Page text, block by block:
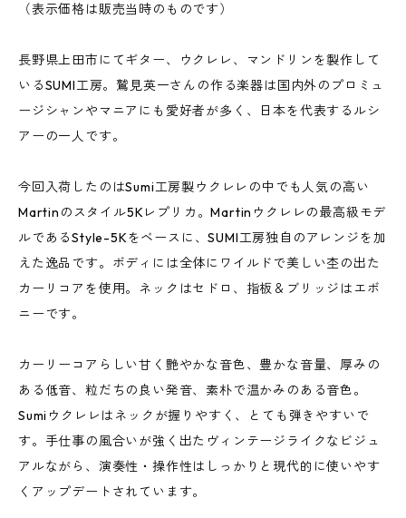
（表示価格は販売当時のものです）
長野県上田市にてギター、ウクレレ、マンドリンを製作して
いるSUMI工房。鷲見英一さんの作る楽器は国内外のプロミュ
ージシャンやマニアにも愛好者が多く、日本を代表するルシ
アーの一人です。
今回入荷したのはSumi工房製ウクレレの中でも人気の高い
Martinのスタイル5Kレプリカ。Martinウクレレの最高級モデ
ルであるStyle-5Kをベースに、SUMI工房独自のアレンジを加
えた逸品です。ボディには全体にワイルドで美しい杢の出た
カーリコアを使用。ネックはセドロ、指板＆ブリッジはエボ
ニーです。
カーリーコアらしい甘く艶やかな音色、豊かな音量、厚みの
ある低音、粒だちの良い発音、素朴で温かみのある音色。
Sumiウクレレはネックが握りやすく、とても弾きやすいで
す。手仕事の風合いが強く出たヴィンテージライクなビジュ
アルながら、演奏性・操作性はしっかりと現代的に使いやす
くアップデートされています。